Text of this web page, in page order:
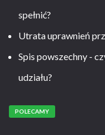
spełnić?
Utrata uprawnień
Spis powszechny -
udziału?
POLECAMY